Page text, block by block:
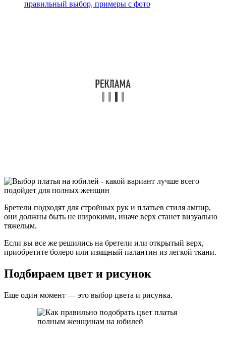
правильный выбор, примеры с фото
Бретели подходят для стройных рук и платьев стиля ампир,
они должны быть не широкими, иначе верх станет визуально
тяжелым.
Если вы все же решились на бретели или открытый верх,
приобретите болеро или изящный палантин из легкой ткани.
Подбираем цвет и рисунок
Еще один момент — это выбор цвета и рисунка.